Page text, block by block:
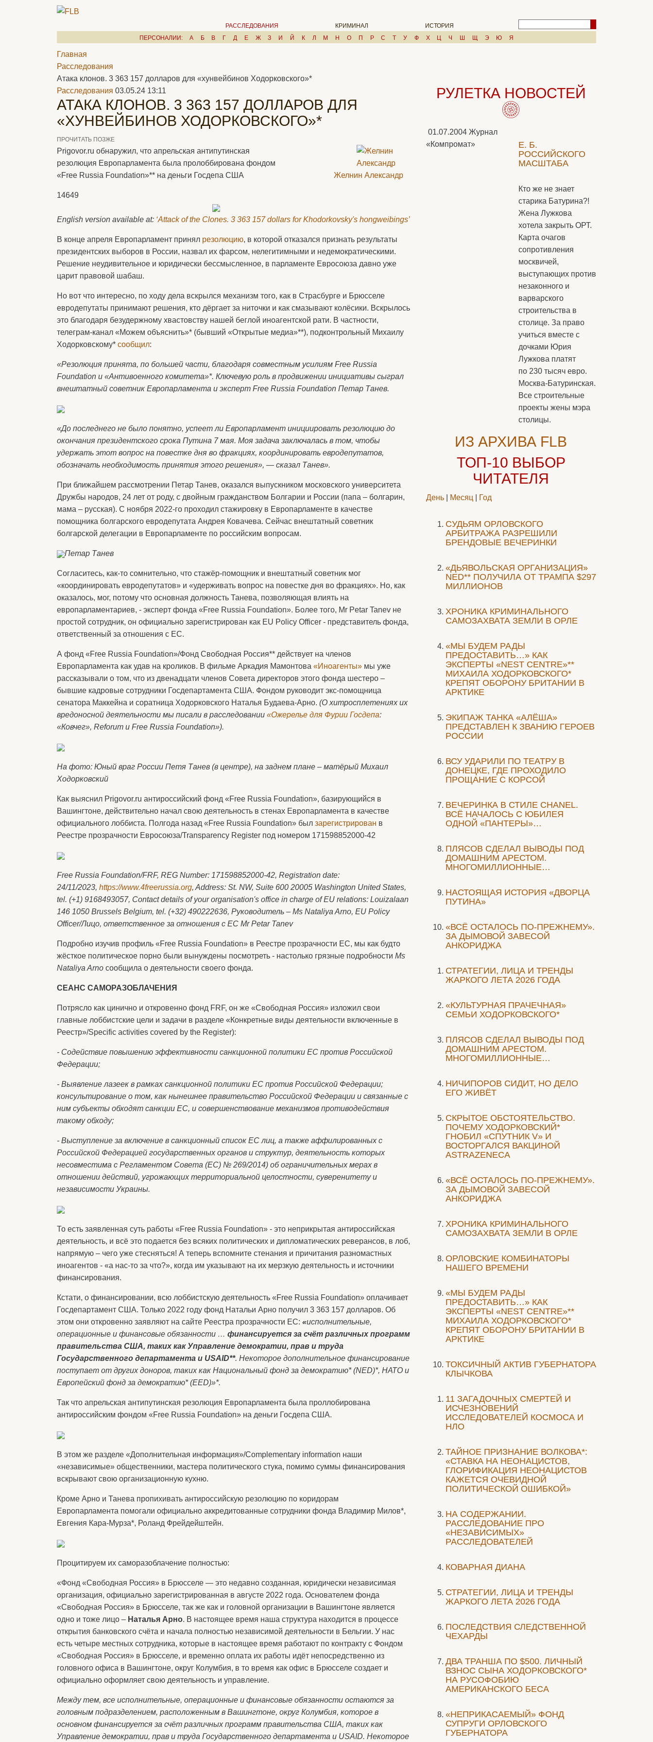
РАССЛЕДОВАНИЯ КРИМИНАЛ
ИСТОРИЯ
ПЕРСОНАЛИИ:
А Б В Г Д Е Ж З И Й К Л М Н О П Р С Т У Ф Х Ц Ч Ш Щ Э Ю Я
Главная
Расследования
Атака клонов. 3 363 157 долларов для «хунвейбинов Ходорковского»*
Расследования 03.05.24 13:11
АТАКА КЛОНОВ. 3 363 157 ДОЛЛАРОВ ДЛЯ
«ХУНВЕЙБИНОВ ХОДОРКОВСКОГО»*
ПРОЧИТАТЬ ПОЗЖЕ
Желнин Александр
Prigovor.ru обнаружил, что апрельская антипутинская
резолюция Европарламента была пролоббирована фондом
«Free Russia Foundation»** на деньги Госдепа США
14649
English version available at: ‘Attack of the Clones. 3 363 157 dollars for Khodorkovsky's hongweibings’
В конце апреля Европарламент принял резолюцию, в которой отказался признать результаты
президентских выборов в России, назвал их фарсом, нелегитимными и недемократическими.
Решение неудивительное и юридически бессмысленное, в парламенте Евросоюза давно уже
царит правовой шабаш.
Но вот что интересно, по ходу дела вскрылся механизм того, как в Страсбурге и Брюсселе
евродепутаты принимают решения, кто дёргает за ниточки и как смазывают колёсики. Вскрылось
это благодаря безудержному хвастовству нашей беглой иноагентской рати. В частности,
телеграм-канал «Можем объяснить»* (бывший «Открытые медиа»**), подконтрольный Михаилу
Ходорковскому* сообщил:
«Резолюция принята, по большей части, благодаря совместным усилиям Free Russia
Foundation и «Антивоенного комитета»*. Ключевую роль в продвижении инициативы сыграл
внештатный советник Европарламента и эксперт Free Russia Foundation Петар Танев.
«До последнего не было понятно, успеет ли Европарламент инициировать резолюцию до
окончания президентского срока Путина 7 мая. Моя задача заключалась в том, чтобы
удержать этот вопрос на повестке дня во фракциях, координировать евродепутатов,
обозначать необходимость принятия этого решения», — сказал Танев».
При ближайшем рассмотрении Петар Танев, оказался выпускником московского университета
Дружбы народов, 24 лет от роду, с двойным гражданством Болгарии и России (папа – болгарин,
мама – русская). С ноября 2022-го проходил стажировку в Европарламенте в качестве
помощника болгарского евродепутата Андрея Ковачева. Сейчас внештатный советник
болгарской делегации в Европарламенте по российским вопросам.
Петар Танев
Согласитесь, как-то сомнительно, что стажёр-помощник и внештатный советник мог
«координировать евродепутатов» и «удерживать вопрос на повестке дня во фракциях». Но, как
оказалось, мог, потому что основная должность Танева, позволяющая влиять на
европарламентариев, - эксперт фонда «Free Russia Foundation». Более того, Mr Petar Tanev не
простой сотрудник, он официально зарегистрирован как EU Policy Officer - представитель фонда,
ответственный за отношения с ЕС.
А фонд «Free Russia Foundation»/Фонд Свободная Россия** действует на членов
Европарламента как удав на кроликов. В фильме Аркадия Мамонтова «Иноагенты» мы уже
рассказывали о том, что из двенадцати членов Совета директоров этого фонда шестеро –
бывшие кадровые сотрудники Госдепартамента США. Фондом руководит экс-помощница
сенатора Маккейна и соратница Ходорковского Наталья Будаева-Арно. (О хитросплетениях их
вредоносной деятельности мы писали в расследовании «Ожерелье для Фурии Госдепа:
«Ковчег», Reforum и Free Russia Foundation»).
На фото: Юный враг России Петя Танев (в центре), на заднем плане – матёрый Михаил
Ходорковский
Как выяснил Prigovor.ru антироссийский фонд «Free Russia Foundation», базирующийся в
Вашингтоне, действительно начал свою деятельность в стенах Европарламента в качестве
официального лоббиста. Полгода назад «Free Russia Foundation» был зарегистрирован в
Реестре прозрачности Евросоюза/Transparency Register под номером 171598852000-42
Free Russia Foundation/FRF, REG Number: 171598852000-42, Registration date:
24/11/2023, https://www.4freerussia.org, Address: St. NW, Suite 600 20005 Washington United States,
tel. (+1) 9168493057, Contact details of your organisation's office in charge of EU relations: Louizalaan
146 1050 Brussels Belgium, tel. (+32) 490222636, Руководитель – Ms Nataliya Arno, EU Policy
Officer/Лицо, ответственное за отношения с ЕС Mr Petar Tanev
Подробно изучив профиль «Free Russia Foundation» в Реестре прозрачности ЕС, мы как будто
жёсткое политическое порно были вынуждены посмотреть - настолько грязные подробности Ms
Nataliya Arno сообщила о деятельности своего фонда.
СЕАНС САМОРАЗОБЛАЧЕНИЯ
Потрясло как цинично и откровенно фонд FRF, он же «Свободная Россия» изложил свои
главные лоббистские цели и задачи в разделе «Конкретные виды деятельности включенные в
Реестр»/Specific activities covered by the Register):
- Содействие повышению эффективности санкционной политики ЕС против Российской
Федерации;
- Выявление лазеек в рамках санкционной политики ЕС против Российской Федерации;
консультирование о том, как нынешнее правительство Российской Федерации и связанные с
ним субъекты обходят санкции ЕС, и совершенствование механизмов противодействия
такому обходу;
- Выступление за включение в санкционный список ЕС лиц, а также аффилированных с
Российской Федерацией государственных органов и структур, деятельность которых
несовместима с Регламентом Совета (ЕС) № 269/2014) об ограничительных мерах в
отношении действий, угрожающих территориальной целостности, суверенитету и
независимости Украины.
То есть заявленная суть работы «Free Russia Foundation» - это неприкрытая антироссийская
деятельность, и всё это подается без всяких политических и дипломатических реверансов, в лоб,
напрямую – чего уже стесняться! А теперь вспомните стенания и причитания разномастных
иноагентов - «а нас-то за что?», когда им указывают на их мерзкую деятельность и источники
финансирования.
Кстати, о финансировании, всю лоббистскую деятельность «Free Russia Foundation» оплачивает
Госдепартамент США. Только 2022 году фонд Натальи Арно получил 3 363 157 долларов. Об
этом они откровенно заявляют на сайте Реестра прозрачности ЕС: «исполнительные,
операционные и финансовые обязанности … финансируется за счёт различных программ
правительства США, таких как Управление демократии, прав и труда
Государственного департамента и USAID**. Некоторое дополнительное финансирование
поступает от других доноров, таких как Национальный фонд за демократию* (NED)*, НАТО и
Европейский фонд за демократию* (EED)»*.
Так что апрельская антипутинская резолюция Европарламента была проллобирована
антироссийским фондом «Free Russia Foundation» на деньги Госдепа США.
В этом же разделe «Дополнительная информация»/Complementary information наши
«независимые» общественники, мастера политического стука, помимо суммы финансирования
вскрывают свою организационную кухню.
Кроме Арно и Танева пропихивать антироссийскую резолюцию по коридорам
Европарламента помогали официально аккредитованные сотрудники фонда Владимир Милов*,
Евгения Кара-Мурза*, Роланд Фрейдейштейн.
Процитируем их саморазоблачение полностью:
«Фонд «Свободная Россия» в Брюсселе — это недавно созданная, юридически независимая
организация, официально зарегистрированная в августе 2022 года. Основателем фонда
«Свободная Россия» в Брюсселе, так же как и головной организации в Вашингтоне является
одно и тоже лицо – Наталья Арно. В настоящее время наша структура находится в процессе
открытия банковского счёта и начала полностью независимой деятельности в Бельгии. У нас
есть четыре местных сотрудника, которые в настоящее время работают по контракту с Фондом
«Свободная Россия» в Брюсселе, и временно оплата их работы идёт непосредственно из
головного офиса в Вашингтоне, округ Колумбия, в то время как офис в Брюсселе создает и
официально оформляет свою деятельность и управление.
Между тем, все исполнительные, операционные и финансовые обязанности остаются за
головным подразделением, расположенным в Вашингтоне, округ Колумбия, которое в
основном финансируется за счёт различных программ правительства США, таких как
Управление демократии, прав и труда Государственного департамента и USAID. Некоторое
РУЛЕТКА НОВОСТЕЙ
01.07.2004 Журнал
«Компромат»
Е. Б.
РОССИЙСКОГО
МАСШТАБА
Кто же не знает
старика Батурина?!
Жена Лужкова
хотела закрыть ОРТ.
Карта очагов
сопротивления
москвичей,
выступающих против
незаконного и
варварского
строительства в
столице. За право
учиться вместе с
дочками Юрия
Лужкова платят
по 230 тысяч евро.
Москва-Батуринская.
Все строительные
проекты жены мэра
столицы.
ИЗ АРХИВА FLB
ТОП-10 ВЫБОР
ЧИТАТЕЛЯ
День Месяц Год
CУДЬЯМ ОРЛОВСКОГО
АРБИТРАЖА РАЗРЕШИЛИ
БРЕНДОВЫЕ ВЕЧЕРИНКИ
«ДЬЯВОЛЬСКАЯ ОРГАНИЗАЦИЯ»
NED** ПОЛУЧИЛА ОТ ТРАМПА $297
МИЛЛИОНОВ
ХРОНИКА КРИМИНАЛЬНОГО
САМОЗАХВАТА ЗЕМЛИ В ОРЛЕ
«МЫ БУДЕМ РАДЫ
ПРЕДОСТАВИТЬ…» КАК
ЭКСПЕРТЫ «NEST CENTRE»**
МИХАИЛА ХОДОРКОВСКОГО*
КРЕПЯТ ОБОРОНУ БРИТАНИИ В
АРКТИКЕ
ЭКИПАЖ ТАНКА «АЛЁША»
ПРЕДСТАВЛЕН К ЗВАНИЮ ГЕРОЕВ
РОССИИ
ВСУ УДАРИЛИ ПО ТЕАТРУ В
ДОНЕЦКЕ, ГДЕ ПРОХОДИЛО
ПРОЩАНИЕ С КОРСОЙ
ВЕЧЕРИНКА В СТИЛЕ СHANEL.
ВСЁ НАЧАЛОСЬ С ЮБИЛЕЯ
ОДНОЙ «ПАНТЕРЫ»…
ПЛЯСОВ СДЕЛАЛ ВЫВОДЫ ПОД
ДОМАШНИМ АРЕСТОМ.
МНОГОМИЛЛИОННЫЕ…
НАСТОЯЩАЯ ИСТОРИЯ «ДВОРЦА
ПУТИНА»
«ВСЁ ОСТАЛОСЬ ПО-ПРЕЖНЕМУ».
ЗА ДЫМОВОЙ ЗАВЕСОЙ
АНКОРИДЖА
СТРАТЕГИИ, ЛИЦА И ТРЕНДЫ
ЖАРКОГО ЛЕТА 2026 ГОДА
«КУЛЬТУРНАЯ ПРАЧЕЧНАЯ»
СЕМЬИ ХОДОРКОВСКОГО*
ПЛЯСОВ СДЕЛАЛ ВЫВОДЫ ПОД
ДОМАШНИМ АРЕСТОМ.
МНОГОМИЛЛИОННЫЕ…
НИЧИПОРОВ СИДИТ, НО ДЕЛО
ЕГО ЖИВЁТ
СКРЫТОЕ ОБСТОЯТЕЛЬСТВО.
ПОЧЕМУ ХОДОРКОВСКИЙ*
ГНОБИЛ «СПУТНИК V» И
ВОСТОРГАЛСЯ ВАКЦИНОЙ
ASTRAZENECA
«ВСЁ ОСТАЛОСЬ ПО-ПРЕЖНЕМУ».
ЗА ДЫМОВОЙ ЗАВЕСОЙ
АНКОРИДЖА
ХРОНИКА КРИМИНАЛЬНОГО
САМОЗАХВАТА ЗЕМЛИ В ОРЛЕ
ОРЛОВСКИЕ КОМБИНАТОРЫ
НАШЕГО ВРЕМЕНИ
«МЫ БУДЕМ РАДЫ
ПРЕДОСТАВИТЬ…» КАК
ЭКСПЕРТЫ «NEST CENTRE»**
МИХАИЛА ХОДОРКОВСКОГО*
КРЕПЯТ ОБОРОНУ БРИТАНИИ В
АРКТИКЕ
ТОКСИЧНЫЙ АКТИВ ГУБЕРНАТОРА
КЛЫЧКОВА
11 ЗАГАДОЧНЫХ СМЕРТЕЙ И
ИСЧЕЗНОВЕНИЙ
ИССЛЕДОВАТЕЛЕЙ КОСМОСА И
НЛО
ТАЙНОЕ ПРИЗНАНИЕ ВОЛКОВА*:
«СТАВКА НА НЕОНАЦИСТОВ,
ГЛОРИФИКАЦИЯ НЕОНАЦИСТОВ
КАЖЕТСЯ ОЧЕВИДНОЙ
ПОЛИТИЧЕСКОЙ ОШИБКОЙ»
НА СОДЕРЖАНИИ.
РАССЛЕДОВАНИЕ ПРО
«НЕЗАВИСИМЫХ»
РАССЛЕДОВАТЕЛЕЙ
КОВАРНАЯ ДИАНА
СТРАТЕГИИ, ЛИЦА И ТРЕНДЫ
ЖАРКОГО ЛЕТА 2026 ГОДА
ПОСЛЕДСТВИЯ СЛЕДСТВЕННОЙ
ЧЕХАРДЫ
ДВА ТРАНША ПО $500. ЛИЧНЫЙ
ВЗНОС СЫНА ХОДОРКОВСКОГО*
НА РУСОФОБИЮ
АМЕРИКАНСКОГО БЕСА
«НЕПРИКАСАЕМЫЙ» ФОНД
СУПРУГИ ОРЛОВСКОГО
ГУБЕРНАТОРА